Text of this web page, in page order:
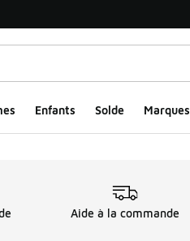
Enfants Solde Marques
Aide à la commande